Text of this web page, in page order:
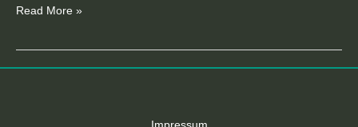
Read More »